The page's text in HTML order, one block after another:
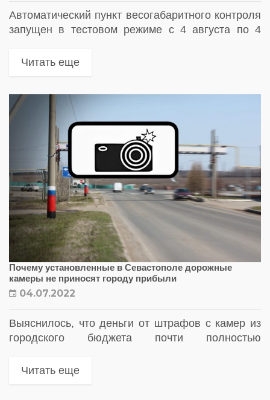
Автоматический пункт весогабаритного контроля
запущен в тестовом режиме с 4 августа по 4
Читать еще
Почему установленные в Севастополе дорожные
камеры не приносят городу прибыли
04.07.2022
Выяснилось, что деньги от штрафов с камер из
городского бюджета почти полностью
Читать еще